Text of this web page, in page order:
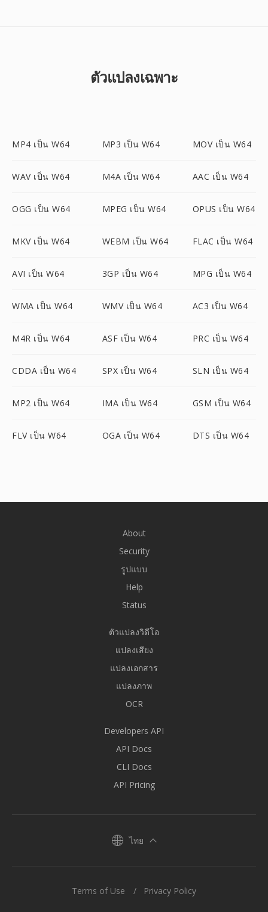
ตัวแปลงเฉพาะ
MP4 เป็น W64 MP3 เป็น W64 MOV เป็น W64
WAV เป็น W64 M4A เป็น W64 AAC เป็น W64
OGG เป็น W64 MPEG เป็น W64 OPUS เป็น W64
MKV เป็น W64 WEBM เป็น W64 FLAC เป็น W64
AVI เป็น W64 3GP เป็น W64 MPG เป็น W64
WMA เป็น W64 WMV เป็น W64 AC3 เป็น W64
M4R เป็น W64 ASF เป็น W64 PRC เป็น W64
CDDA เป็น W64 SPX เป็น W64 SLN เป็น W64
MP2 เป็น W64 IMA เป็น W64 GSM เป็น W64
FLV เป็น W64 OGA เป็น W64 DTS เป็น W64
About
Security
รูปแบบ
Help
Status
ตัวแปลงวิดีโอ
แปลงเสียง
แปลงเอกสาร
แปลงภาพ
OCR
Developers API
API Docs
CLI Docs
API Pricing
ไทย
Terms of Use Privacy Policy